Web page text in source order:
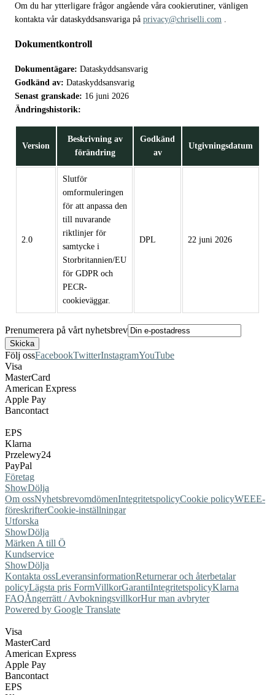
Om du har ytterligare frågor angående våra cookierutiner, vänligen
kontakta vår dataskyddsansvariga på privacy@chriselli.com
Dokumentkontroll
Dokumentägare: Dataskyddsansvarig
Godkänd av: Dataskyddsansvarig
Senast granskade: 16 juni 2026
Ändringshistorik:
Version
Beskrivning av
förändring
Godkänd
av
Utgivningsdatum
2.0
Slutför
omformuleringen
för att anpassa den
till nuvarande
riktlinjer för
samtycke i
Storbritannien/EU
för GDPR och
PECR-
cookieväggar.
DPL 22 juni 2026
Prenumerera på vårt nyhetsbrev
Följ ossFacebookTwitterInstagramYouTube
Visa
MasterCard
American Express
Apple Pay
Bancontact
EPS
Klarna
Przelewy24
PayPal
Företag
ShowDölja
Om ossNyhetsbrevomdömenIntegritetspolicyCookie policyWEEE-
föreskrifterCookie-inställningar
Utforska
ShowDölja
Märken A till Ö
Kundservice
ShowDölja
Kontakta ossLeveransinformationReturnerar och återbetalar
policyLägsta pris FormVillkorGarantiIntegritetspolicyKlarna
FAQÅngerrätt / AvbokningsvillkorHur man avbryter
Powered by Google Translate
Visa
MasterCard
American Express
Apple Pay
Bancontact
EPS